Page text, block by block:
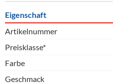
Eigenschaft
Artikelnummer
Preisklasse*
Farbe
Geschmack